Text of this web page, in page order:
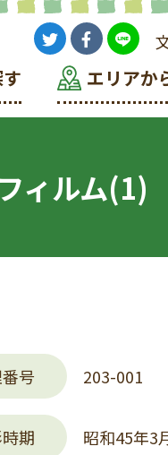
エリアか
ィルム(1)
号 203-001
期 昭和45年3